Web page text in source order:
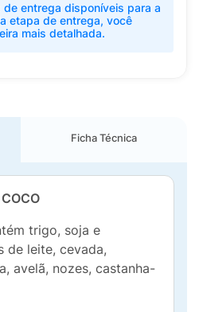
entrega disponíveis para a
etapa de entrega, você
mais detalhada.
Ficha Técnica
trigo, soja e
de leite, cevada,
avelã, nozes, castanha-